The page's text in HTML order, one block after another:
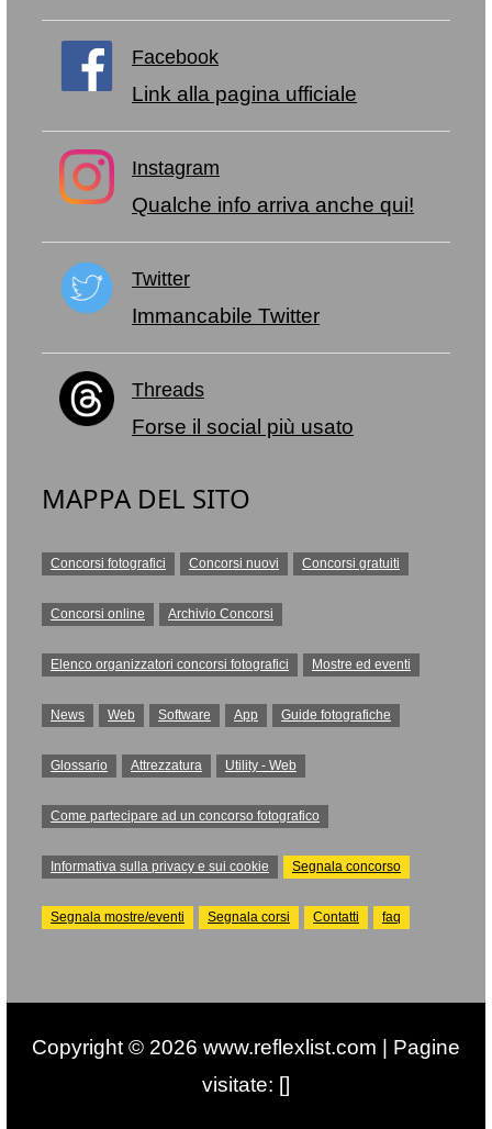
Facebook
Link alla pagina ufficiale
Instagram
Qualche info arriva anche qui!
Twitter
Immancabile Twitter
Threads
Forse il social più usato
MAPPA DEL SITO
Concorsi fotografici Concorsi nuovi Concorsi gratuiti
Concorsi online Archivio Concorsi
Elenco organizzatori concorsi fotografici Mostre ed eventi
News Web Software App Guide fotografiche
Glossario Attrezzatura Utility - Web
Come partecipare ad un concorso fotografico
Informativa sulla privacy e sui cookie Segnala concorso
Segnala mostre/eventi Segnala corsi Contatti faq
Copyright © 2026 www.reflexlist.com | Pagine
visitate: []